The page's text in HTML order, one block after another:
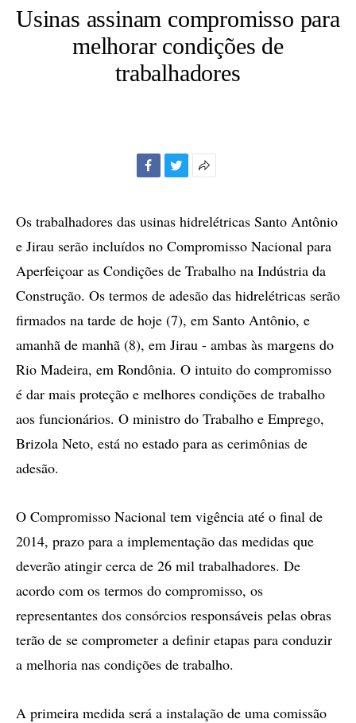
Usinas assinam compromisso para
melhorar condições de
trabalhadores
compartilhamento
Os trabalhadores das usinas hidrelétricas Santo Antônio
e Jirau serão incluídos no Compromisso Nacional para
Aperfeiçoar as Condições de Trabalho na Indústria da
Construção. Os termos de adesão das hidrelétricas serão
firmados na tarde de hoje (7), em Santo Antônio, e
amanhã de manhã (8), em Jirau - ambas às margens do
Rio Madeira, em Rondônia. O intuito do compromisso
é dar mais proteção e melhores condições de trabalho
aos funcionários. O ministro do Trabalho e Emprego,
Brizola Neto, está no estado para as cerimônias de
adesão.
O Compromisso Nacional tem vigência até o final de
2014, prazo para a implementação das medidas que
deverão atingir cerca de 26 mil trabalhadores. De
acordo com os termos do compromisso, os
representantes dos consórcios responsáveis pelas obras
terão de se comprometer a definir etapas para conduzir
a melhoria nas condições de trabalho.
A primeira medida será a instalação de uma comissão